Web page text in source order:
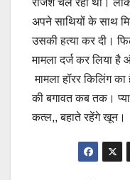
रंजिश चल रही थी।
अपने साथियों के साथ
उसकी हत्‍या कर दी।
मामला दर्ज कर लिया
मामला हॉरर किलिंग
की बगावत कब तक।
कत्‍ल,, बहाते रहेंगे खून।